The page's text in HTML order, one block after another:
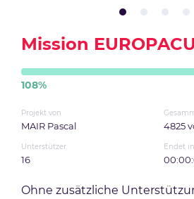
Mission
108%
Projekt von
MAIR Pascal 4825
Unterstützer
16
Endet in
Ohne zusätzliche